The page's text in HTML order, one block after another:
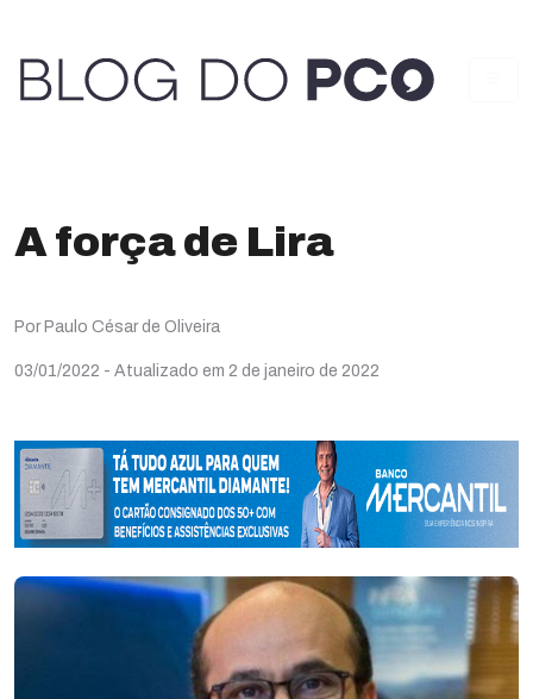
A força de Lira
Por Paulo César de Oliveira
03/01/2022 - Atualizado em 2 de janeiro de 2022